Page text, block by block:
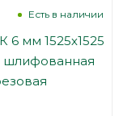
Есть в наличии